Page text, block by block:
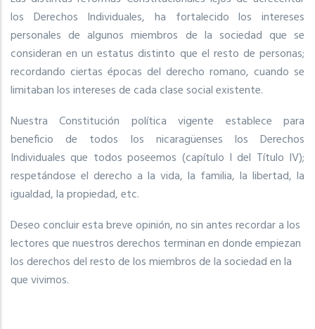
los Derechos Individuales, ha fortalecido los intereses
personales de algunos miembros de la sociedad que se
consideran en un estatus distinto que el resto de personas;
recordando ciertas épocas del derecho romano, cuando se
limitaban los intereses de cada clase social existente.
Nuestra Constitución política vigente establece para
beneficio de todos los nicaragüenses los Derechos
Individuales que todos poseemos (capítulo I del Título IV);
respetándose el derecho a la vida, la familia, la libertad, la
igualdad, la propiedad, etc.
Deseo concluir esta breve opinión, no sin antes recordar a los
lectores que nuestros derechos terminan en donde empiezan
los derechos del resto de los miembros de la sociedad en la
que vivimos.